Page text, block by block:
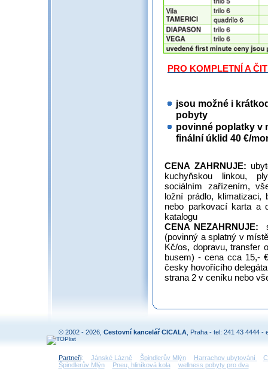
PRO KOMPLETNÍ A
jsou možné i
pobyty
povinné poplatky v
finální úklid 40 €/
CENA ZAHRNUJE:
kuchyňskou linkou,
sociálním zařízením,
ložní prádlo,
nebo parkovací karta a
katalogu
CENA NEZAHRNUJE:
(povinný a splatný v
Kč/os, dopravu, transfer
busem) - cena cca 15,-
česky hovořícího
strana 2 v ceníku nebo
© 2002 - 2026, Cestovní kancelář CICALA, Praha - tel: 241 43 4444 -
Partneři: Jánské Lázně Špindlerův Mlýn Harrachov ubytování
Špindlerův Mlýn
Pneu, hliníková kola wellness pobyty pro dva